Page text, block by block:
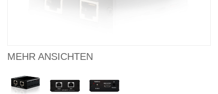
MEHR ANSICHTEN